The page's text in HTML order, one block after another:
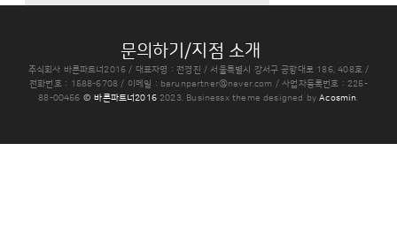
문의하기/지점 소개
주식회사 바른파트너2016 / 대표자명 : 전경진 / 서울특별시 강서구 공항대로 186, 408호 /
전화번호 : 1588-6708 / 이메일 : barunpartner@naver.com / 사업자등록번호 : 225-
88-00456 © 바른파트너20162023. Businessx theme designed byAcosmin.